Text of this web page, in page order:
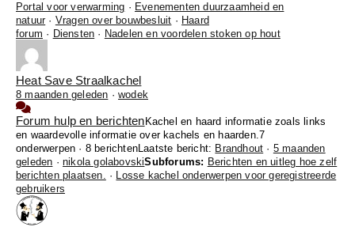
Portal voor verwarming · Evenementen duurzaamheid en
natuur· Vragen over bouwbesluit · Haard
forum · Diensten · Nadelen en voordelen stoken op hout
Heat Save Straalkachel
8 maanden geleden ·wodek
Forum hulp en berichten Kachel en haard informatie zoals links
en waardevolle informatie over kachels en haarden. 7
onderwerpen · 8 berichten Laatste bericht: Brandhout · 5 maanden
geleden ·nikola golabovskiSubforums: Berichten en uitleg hoe zelf
berichten plaatsen.
·
Losse kachel onderwerpen voor geregistreerde
gebruikers